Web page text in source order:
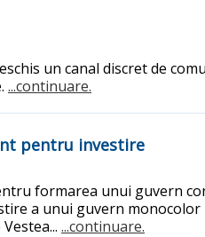
un canal discret de
...continuare.
pentru investire
formarea unui guvern
a unui guvern monocolor
...continuare.